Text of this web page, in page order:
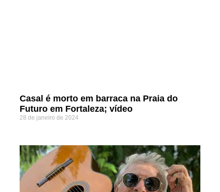
Casal é morto em barraca na Praia do
Futuro em Fortaleza; vídeo
28 de janeiro de 2024